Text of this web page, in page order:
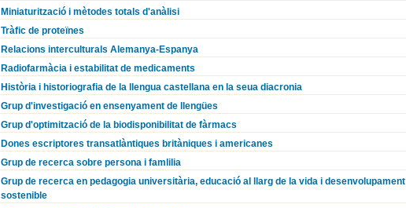
Miniaturització i mètodes totals d'anàlisi
Tràfic de proteïnes
Relacions interculturals Alemanya-Espanya
Radiofarmàcia i estabilitat de medicaments
Història i historiografia de la llengua castellana en la seua diacronia
Grup d'investigació en ensenyament de llengües
Grup d'optimització de la biodisponibilitat de fàrmacs
Dones escriptores transatlàntiques britàniques i americanes
Grup de recerca sobre persona i famlilia
Grup de recerca en pedagogia universitària, educació al llarg de la vida i desenvolupament
sostenible